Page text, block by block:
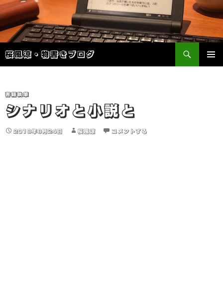
桜風涼・物書きブログ
検
索
ン
ツ
へ
キ
書籍執筆
シナリオと小説と
2018年8月24日 桜風涼 コメントする